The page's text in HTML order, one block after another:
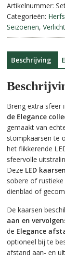
||
Elegance
aantal
Artikelnummer:
Categorieën:
Seizoenen,
Beschrijving
Breng extra sfeer
de Elegance
gemaakt van
stompkaarsen te
het flikkerende
sfeervolle
Deze LED
sobere of
dienblad of
De kaarsen
aan en
de Elegance
optioneel bij te
afstand aan- en